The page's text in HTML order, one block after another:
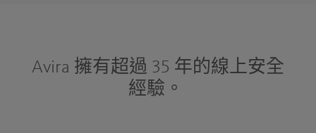
Avira 擁有超過 35 年的線上安全
經驗。